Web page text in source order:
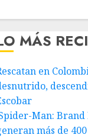
MÁS
en
Man: Brand
más de